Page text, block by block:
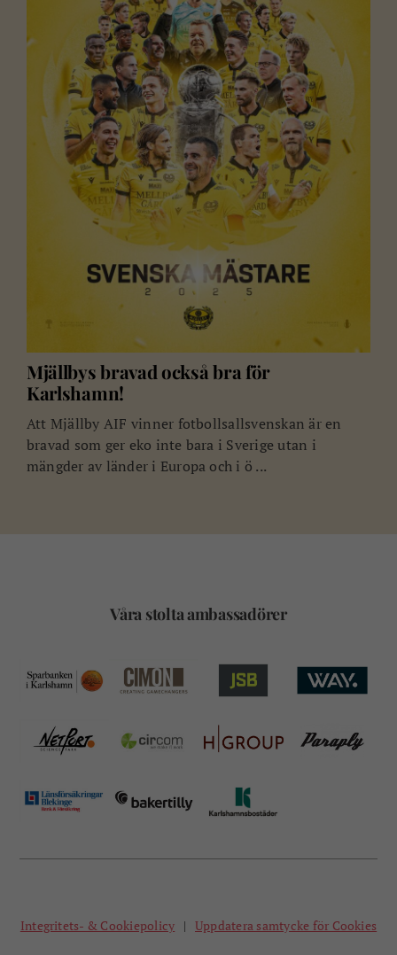
Mjällbys bravad också bra för
Karlshamn!
Att Mjällby AIF vinner fotbollsallsvenskan är en
bravad som ger eko inte bara i Sverige utan i
mängder av länder i Europa och i ö ...
Våra stolta ambassadörer
Integritets- & Cookiepolicy | Uppdatera samtycke för Cookies